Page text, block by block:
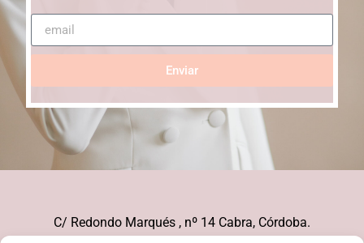
Enviar
C/ Redondo Marqués , nº 14 Cabra, Córdoba.